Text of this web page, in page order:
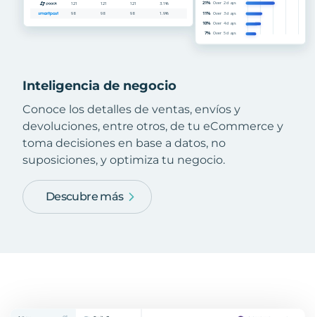
Inteligencia de negocio
Conoce los detalles de ventas, envíos y
devoluciones, entre otros, de tu eCommerce y
toma decisiones en base a datos, no
suposiciones, y optimiza tu negocio.
Descubre más